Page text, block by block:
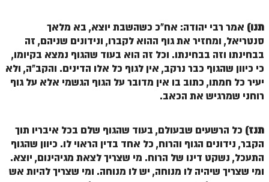
הזוהר הקדוש תצווה השקפה
הזוהר הקדוש תצווה מתקדמים
ספר הזוהר הקדוש כי תשא השקפה
ספר הזוהר הקדוש כי תשא מתקדמים
ספר הזוהר הקדוש ויקהל מתקדמים
ספר הזוהר הקדוש פיקודי מתחילים
תנו) אמר רבי יהודה: אח"כ כשהשבת יוצא, בא מלאך
סנטריאל, ומחזיר את גוף ההוא לקברו, ונידונים שניהם, זה
בבחינתו וזה בבחינתו. וכל זה הוא בעוד שהגוף נמצא בקיומו,
כי כיוון שהגוף כבר נרקב, אין לגוף כל אלו הדינים. והקב"ה, ולא
יעיר כל חמתו, כתוב בו אין מדובר על הגוף הגשמי אלא על גוף
רוחני שמרגיש את הכאב.
תנז) כל הרשעים שבעולם, בעוד שהגוף שלם בכל איבריו תוך
הקבר, נידונים הגוף והרוח, כל אחד בדין הראוי לו. כיוון שהגוף
התעכל, נשקט דינו של הרוח. מי שצריך לצאת מגיהינום, יוצא.
ומי שצריך שיהיה לו מנוחה, יש לו מנוחה. ומי שצריך להיות אש